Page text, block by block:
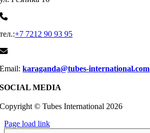
тел.:+7 7212 90 93 95
Email:karaganda@tubes-international.com
SOCIAL MEDIA
Copyright © Tubes International 2026
Page load link